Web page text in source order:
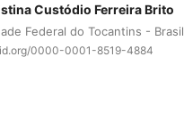
Custódio Ferreira Brito
Federal do Tocantins - Brasil
0000-0001-8519-4884